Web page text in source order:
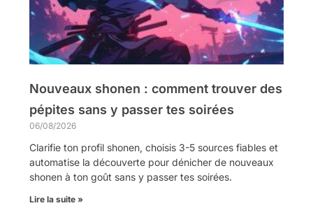
Nouveaux shonen : comment trouver des
pépites sans y passer tes soirées
06/08/2026
Clarifie ton profil shonen, choisis 3-5 sources fiables et
automatise la découverte pour dénicher de nouveaux
shonen à ton goût sans y passer tes soirées.
Lire la suite »